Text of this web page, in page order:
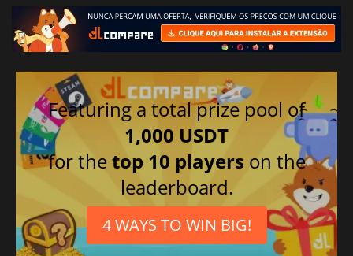
Featuring a total prize pool of
1,000 USDT
for thetop 10 players on the
leaderboard.
4 WAYS TO WIN BIG!